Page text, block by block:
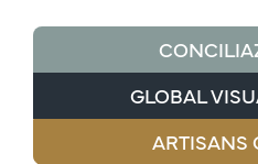
GLOBAL
ARTISANS